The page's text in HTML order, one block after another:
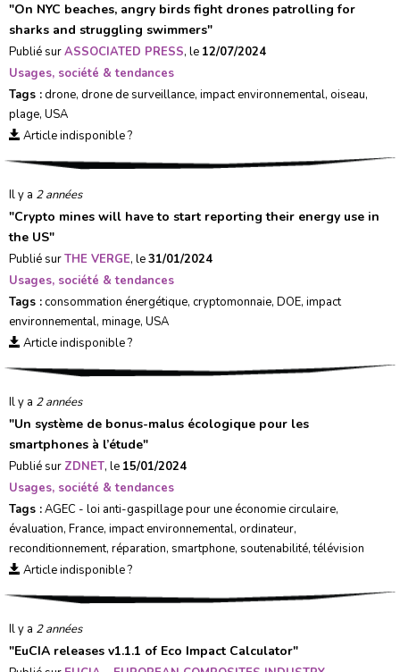
"On NYC beaches, angry birds fight drones patrolling for
sharks and struggling swimmers"
Publié surASSOCIATED PRESS, le 12/07/2024
Usages, société & tendances
Tags :drone, drone de surveillance, impact environnemental, oiseau,
plage, USA
Article indisponible ?
Il y a 2 années
"Crypto mines will have to start reporting their energy use in
the US"
Publié surTHE VERGE, le31/01/2024
Usages, société & tendances
Tags :consommation énergétique, cryptomonnaie, DOE, impact
environnemental, minage, USA
Article indisponible ?
Il y a 2 années
"Un système de bonus-malus écologique pour les
smartphones à l’étude"
Publié sur ZDNET, le 15/01/2024
Usages, société & tendances
Tags :AGEC - loi anti-gaspillage pour une économie circulaire,
évaluation, France, impact environnemental, ordinateur,
reconditionnement, réparation, smartphone, soutenabilité,télévision
Article indisponible ?
Il y a 2 années
"EuCIA releases v1.1.1 of Eco Impact Calculator"